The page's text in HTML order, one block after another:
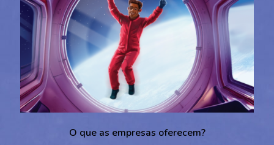
O que as empresas oferecem?